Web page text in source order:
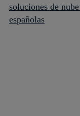
soluciones de
españolas